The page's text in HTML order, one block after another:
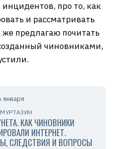
про то, как
и рассматривать
предлагаю почитать
чиновниками,
января
КАК ЧИНОВНИКИ
ИНТЕРНЕТ.
СЛЕДСТВИЯ И ВОПРОСЫ